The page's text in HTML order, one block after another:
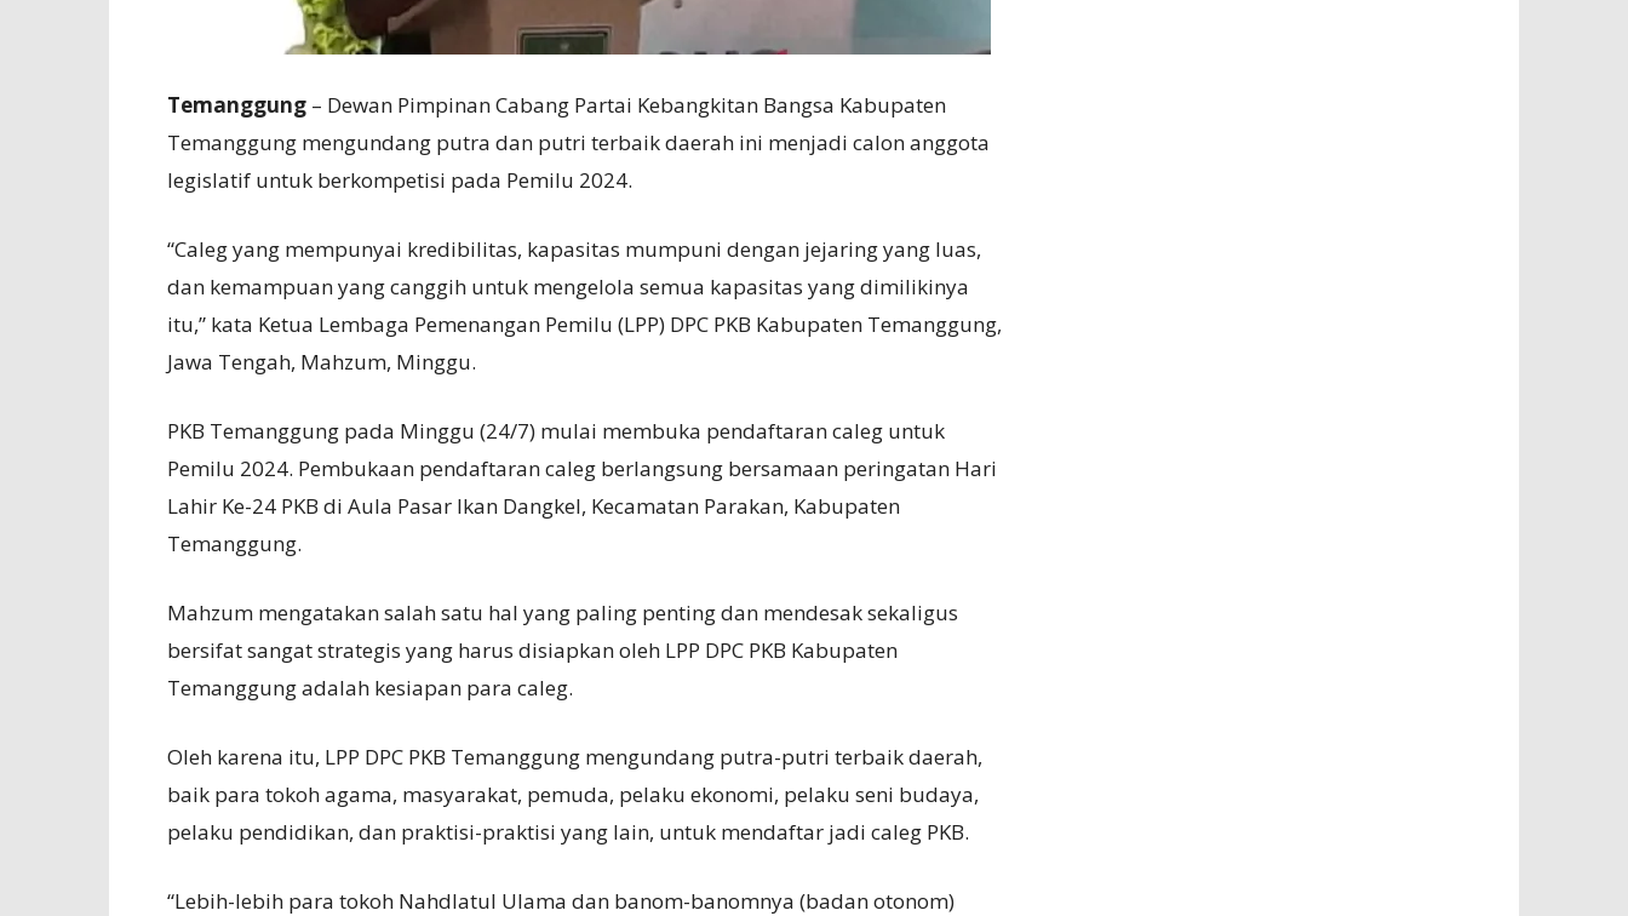
Temanggung – Dewan Pimpinan Cabang Partai Kebangkitan Bangsa Kabupaten
Temanggung mengundang putra dan putri terbaik daerah ini menjadi calon anggota
legislatif untuk berkompetisi pada Pemilu 2024.
“Caleg yang mempunyai kredibilitas, kapasitas mumpuni dengan jejaring yang luas,
dan kemampuan yang canggih untuk mengelola semua kapasitas yang dimilikinya
itu,” kata Ketua Lembaga Pemenangan Pemilu (LPP) DPC PKB Kabupaten Temanggung,
Jawa Tengah, Mahzum, Minggu.
PKB Temanggung pada Minggu (24/7) mulai membuka pendaftaran caleg untuk
Pemilu 2024. Pembukaan pendaftaran caleg berlangsung bersamaan peringatan Hari
Lahir Ke-24 PKB di Aula Pasar Ikan Dangkel, Kecamatan Parakan, Kabupaten
Temanggung.
Mahzum mengatakan salah satu hal yang paling penting dan mendesak sekaligus
bersifat sangat strategis yang harus disiapkan oleh LPP DPC PKB Kabupaten
Temanggung adalah kesiapan para caleg.
Oleh karena itu, LPP DPC PKB Temanggung mengundang putra-putri terbaik daerah,
baik para tokoh agama, masyarakat, pemuda, pelaku ekonomi, pelaku seni budaya,
pelaku pendidikan, dan praktisi-praktisi yang lain, untuk mendaftar jadi caleg PKB.
“Lebih-lebih para tokoh Nahdlatul Ulama dan banom-banomnya (badan otonom)